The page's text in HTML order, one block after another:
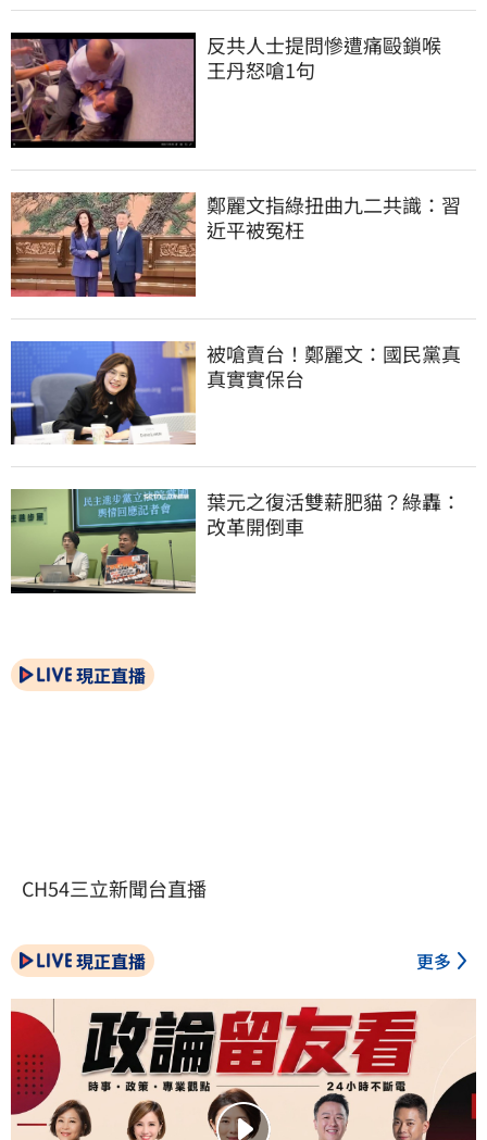
反共人士提問慘遭痛毆鎖喉
王丹怒嗆1句
鄭麗文指綠扭曲九二共識：習
近平被冤枉
被嗆賣台！鄭麗文：國民黨真
真實實保台
葉元之復活雙薪肥貓？綠轟：
改革開倒車
現正直播
CH54三立新聞台直播
現正直播 更多